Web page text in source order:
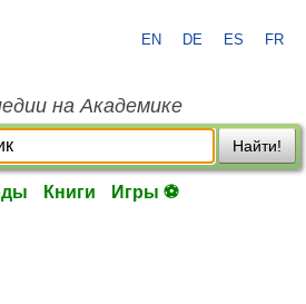
EN DE ES FR
на Академике
Найти!
Книги Игры ⚽